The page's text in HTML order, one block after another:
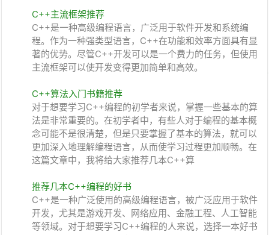
C++主流框架推荐
C++是一种高级编程语言，广泛用于软件开发和系统编
程。作为一种强类型语言，C++在功能和效率方面具有显
著的优势。尽管C++开发可以是一个费力的任务，但使用
主流框架可以使开发变得更加简单和高效。
C++算法入门书籍推荐
对于想要学习C++编程的初学者来说，掌握一些基本的算
法是非常重要的。在初学者中，有些人对于编程的基本概
念可能不是很清楚，但是只要掌握了基本的算法，就可以
更加深入地理解编程语言，从而使学习过程更加顺畅。在
这篇文章中，我将给大家推荐几本C++算
推荐几本C++编程的好书
C++是一种广泛使用的高级编程语言，被广泛应用于软件
开发，尤其是游戏开发、网络应用、金融工程、人工智能
等领域。对于想要学习C++编程的人来说，选择一本好书